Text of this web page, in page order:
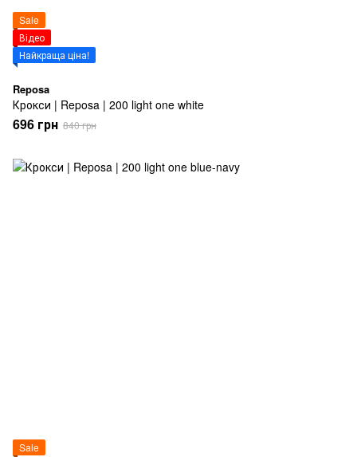
Sale
Відео
Найкраща ціна!
Reposa
Крокси | Reposa | 200 light one white
696 грн 840 грн
Sale